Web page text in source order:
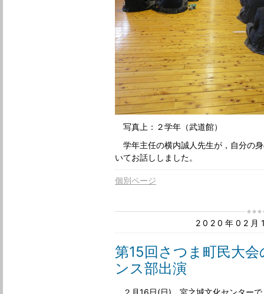
写真上：２学年（武道館）
学年主任の横内誠人先生が，自分の
いてお話ししました。
個別ページ
2020年02月
第15回さつま町民大
ンス部出演
２月16日(日)，宮之城文化センター